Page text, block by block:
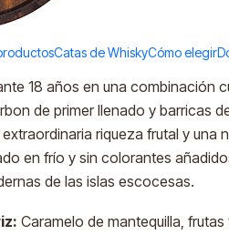
Catas de WhiskyCómo elegir
de las expresiones más
18 años en una combinación
de primer llenado y barricas
riqueza frutal y una
en frío y sin colorantes
de las islas escocesas.
Caramelo de mantequilla,